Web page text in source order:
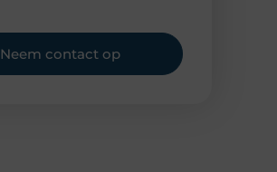
Neem contact op